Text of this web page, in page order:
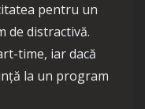
pentru un
de distractivă.
time, iar dacă
la un program